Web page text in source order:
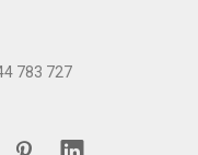
783 727